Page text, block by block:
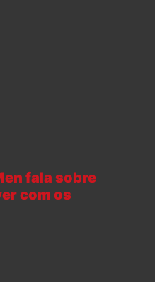
fala sobre
com os